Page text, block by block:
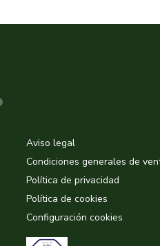
Aviso legal
Condiciones generales de
Política de privacidad
Política de cookies
Configuración cookies